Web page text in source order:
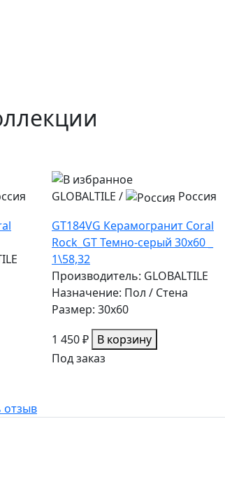
GLOBALTILE /
Россия
GT184VG Керамогранит Coral
Rock_GT Темно-серый 30x60 _
1\58,32
Производитель: GLOBALTILE
Назначение: Пол / Стена
Размер: 30x60
1 450 ₽ В корзину
Под заказ
отзыв